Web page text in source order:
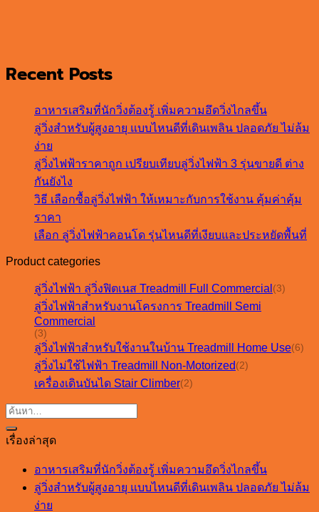
Recent Posts
อาหารเสริมที่นักวิ่งต้องรู้ เพิ่มความอึดวิ่งไกลขึ้น
ลู่วิ่งสำหรับผู้สูงอายุ แบบไหนดีที่เดินเพลิน ปลอดภัย ไม่ล้ม
ง่าย
ลู่วิ่งไฟฟ้าราคาถูก เปรียบเทียบลู่วิ่งไฟฟ้า 3 รุ่นขายดี ต่าง
กันยังไง
วิธี เลือกซื้อลู่วิ่งไฟฟ้า ให้เหมาะกับการใช้งาน คุ้มค่าคุ้ม
ราคา
เลือก ลู่วิ่งไฟฟ้าคอนโด รุ่นไหนดีที่เงียบและประหยัดพื้นที่
Product categories
ลู่วิ่งไฟฟ้า ลู่วิ่งฟิตเนส Treadmill Full Commercial (3)
ลู่วิ่งไฟฟ้าสำหรับงานโครงการ Treadmill Semi
Commercial
(3)
ลู่วิ่งไฟฟ้าสำหรับใช้งานในบ้าน Treadmill Home Use(6)
ลู่วิ่งไม่ใช้ไฟฟ้า Treadmill Non-Motorized (2)
เครื่องเดินบันได Stair Climber(2)
เรื่องล่าสุด
อาหารเสริมที่นักวิ่งต้องรู้ เพิ่มความอึดวิ่งไกลขึ้น
ลู่วิ่งสำหรับผู้สูงอายุ แบบไหนดีที่เดินเพลิน ปลอดภัย ไม่ล้ม
ง่าย